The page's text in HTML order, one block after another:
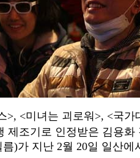
>, <미녀는 괴로워>, <국
제조기로 인정받은 김용
)가 지난 2월 20일 일산